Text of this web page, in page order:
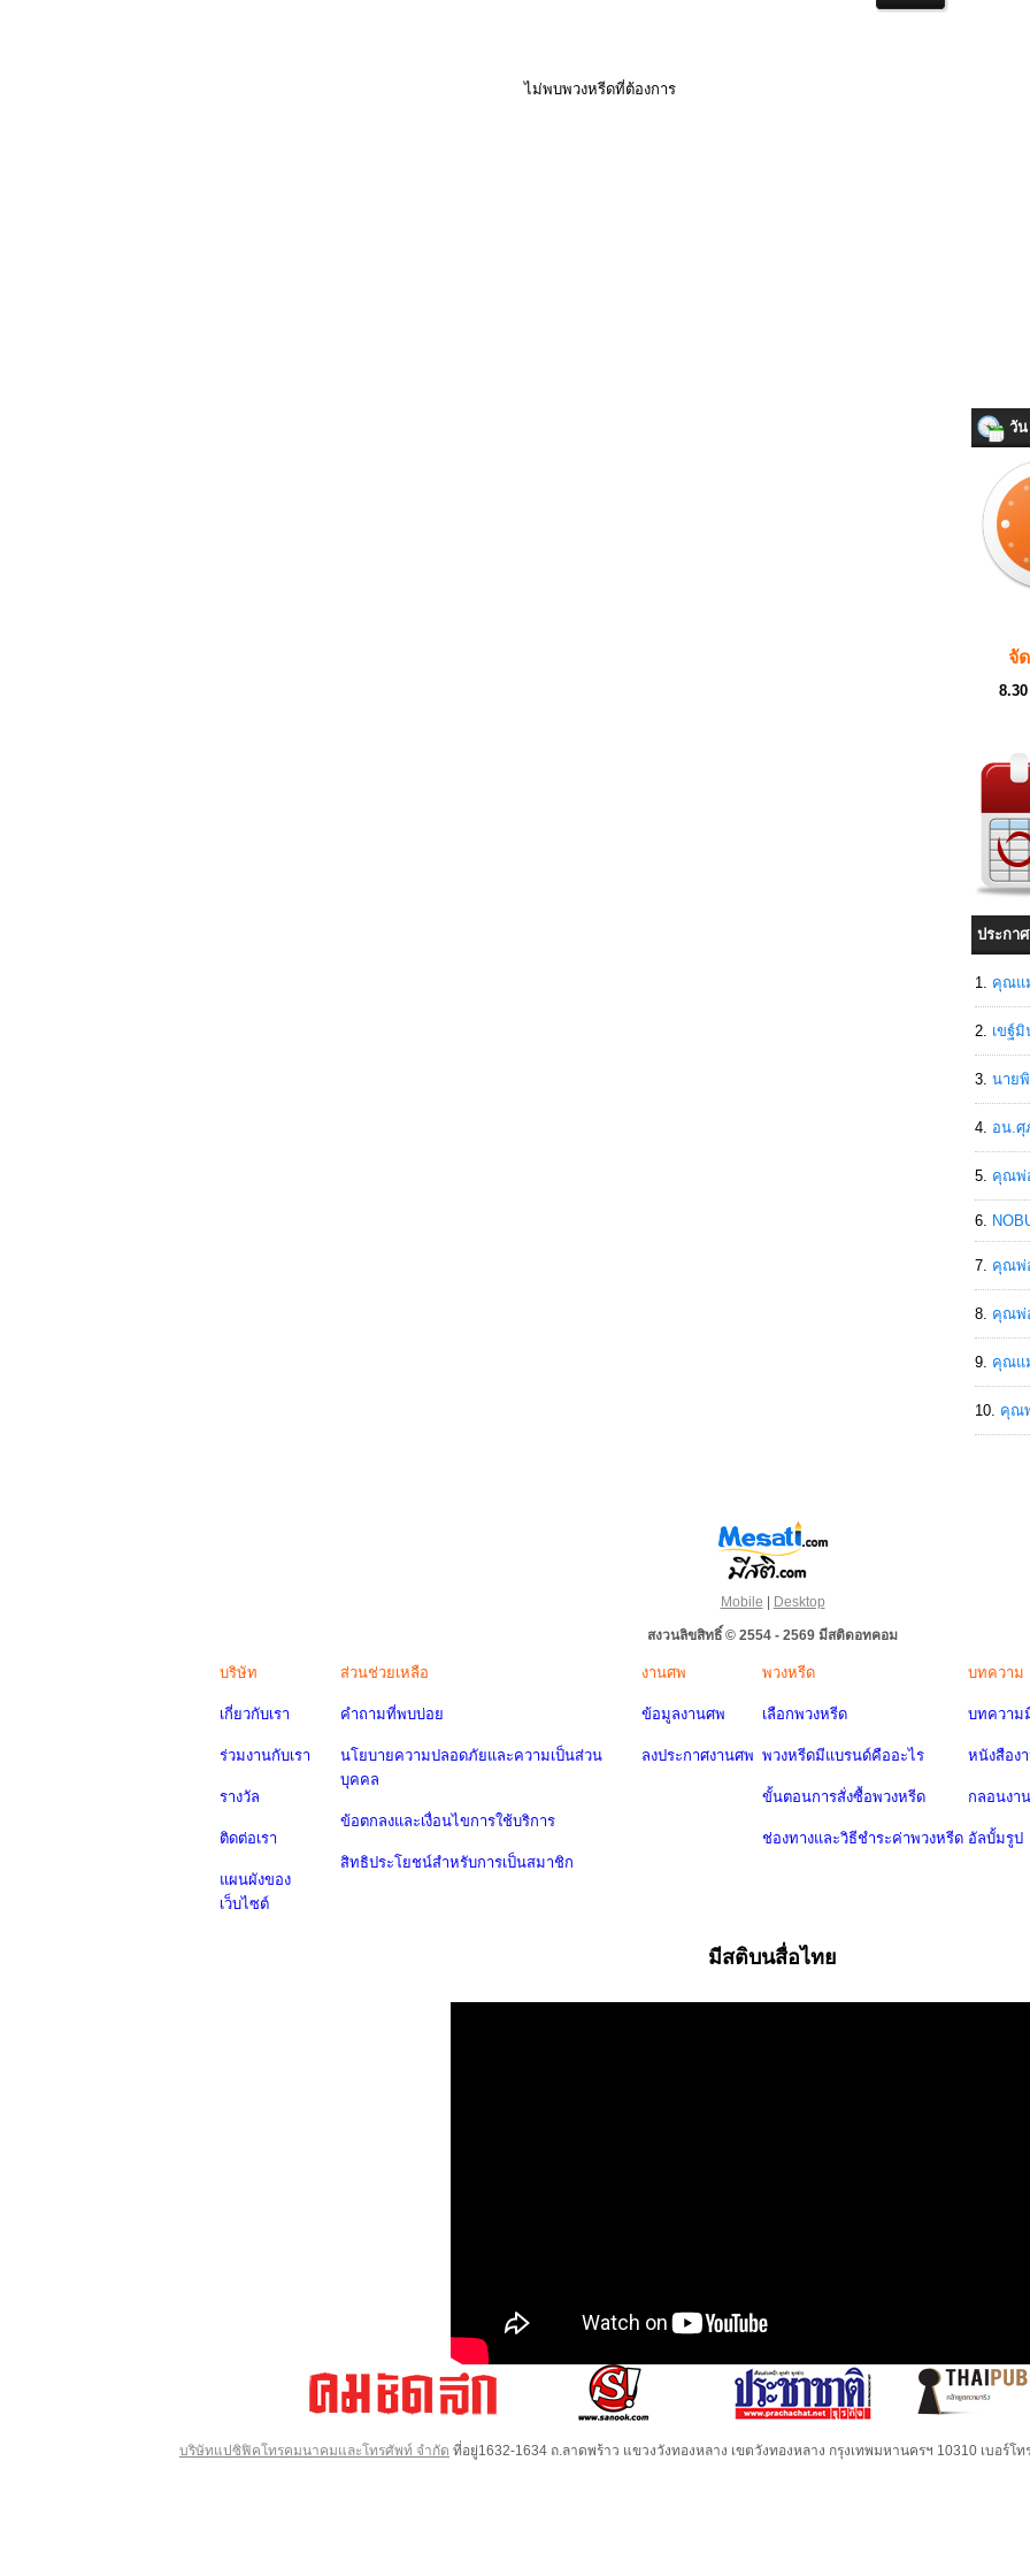
ไม่พบพวงหรีดที่ต้องการ
วัน
จั
ประกา
คุณแ
เขฐ์มิ
นาย
อน.ศุ
คุณพ่
คุณพ่
คุณพ่
คุณแ
คุณ
Mobile | Desktop
สงวนลิขสิทธิ์ © 2554 - 2569 มีสติดอทคอม
บริษัท
เกี่ยวกับเรา
ร่วมงานกับเรา
รางวัล
ติดต่อเรา
แผนผังของ
เว็บไซต์
ส่วนช่วยเหลือ
คำถามที่พบบ่อย
นโยบายความปลอดภัยและความเป็นส่วน
บุคคล
ข้อตกลงและเงื่อนไขการใช้บริการ
สิทธิประโยชน์สำหรับการเป็นสมาชิก
งานศพ
ข้อมูลงานศพ
ลงประกาศงานศพ
พวงหรีด
เลือกพวงหรีด
พวงหรีดมีแบรนด์คืออะไร
ขั้นตอนการสั่งซื้อพวงหรีด
ช่องทางและวิธีชำระค่าพวงหรีด
บทความ
บทความ
หนังสือง
กลอนงา
อัลบั้มรูป
มีสติบนสื่อไทย
บริษัทแปซิฟิคโทรคมนาคมและโทรศัพท์ จำกัด ที่อยู่1632-1634 ถ.ลาดพร้าว แขวงวังทองหลาง เขตวังทองหลาง กรุงเทพมหานครฯ 10310 เบอร์โ